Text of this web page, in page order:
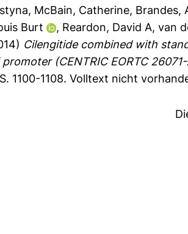
, McBain, Catherine, Brandes,
Burt , Reardon, David A,van
Cilengitide combined with
(CENTRIC EORTC
1100-1108.Volltext nicht